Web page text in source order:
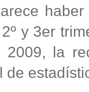
y 3er
la
de